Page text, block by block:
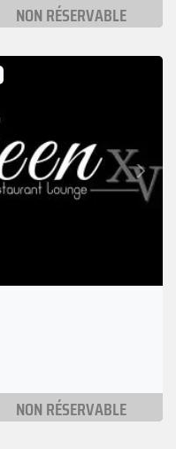
NON RÉSERVABLE
Suivant
NON RÉSERVABLE